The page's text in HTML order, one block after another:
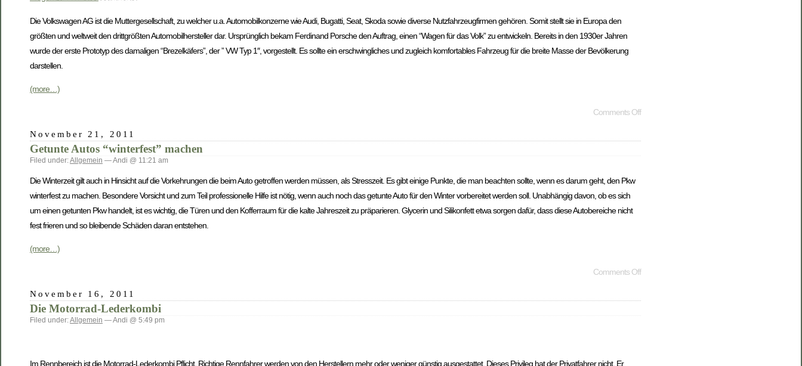
Die Volkswagen AG ist die Muttergesellschaft, zu welcher u.a. Automobilkonzerne wie Audi, Bugatti, Seat, Skoda sowie diverse Nutzfahrzeugfirmen gehören. Somit stellt sie in Europa den
größten und weltweit den drittgrößten Automobilhersteller dar. Ursprünglich bekam Ferdinand Porsche den Auftrag, einen “Wagen für das Volk” zu entwickeln. Bereits in den 1930er Jahren
wurde der erste Prototyp des damaligen “Brezelkäfers”, der ” VW Typ 1″, vorgestellt. Es sollte ein erschwingliches und zugleich komfortables Fahrzeug für die breite Masse der Bevölkerung
darstellen.
(more…)
Comments Off
November 21, 2011
Getunte Autos “winterfest” machen
Filed under:Allgemein — Andi @ 11:21 am
Die Winterzeit gilt auch in Hinsicht auf die Vorkehrungen die beim Auto getroffen werden müssen, als Stresszeit. Es gibt einige Punkte, die man beachten sollte, wenn es darum geht, den Pkw
winterfest zu machen. Besondere Vorsicht und zum Teil professionelle Hilfe ist nötig, wenn auch noch das getunte Auto für den Winter vorbereitet werden soll. Unabhängig davon, ob es sich
um einen getunten Pkw handelt, ist es wichtig, die Türen und den Kofferraum für die kalte Jahreszeit zu präparieren. Glycerin und Silikonfett etwa sorgen dafür, dass diese Autobereiche nicht
fest frieren und so bleibende Schäden daran entstehen.
(more…)
Comments Off
November 16, 2011
Die Motorrad-Lederkombi
Filed under:Allgemein — Andi @ 5:49 pm
Im Rennbereich ist die Motorrad-Lederkombi Pflicht. Richtige Rennfahrer werden von den Herstellern mehr oder weniger günstig ausgestattet. Dieses Privileg hat der Privatfahrer nicht. Er